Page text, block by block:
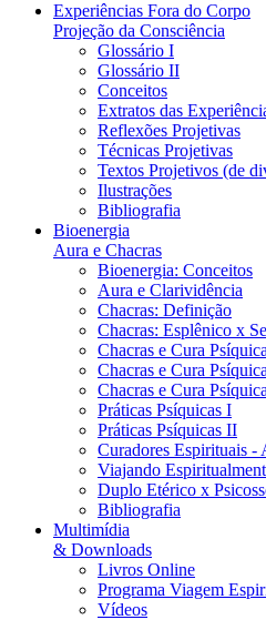
Experiências Fora do Corpo
Projeção da Consciência
Glossário I
Glossário II
Conceitos
Extratos das
Reflexões Projetivas
Técnicas Projetivas
Textos Projetivos (de
Ilustrações
Bibliografia
Bioenergia
Aura e Chacras
Bioenergia: Conceitos
Aura e Clarividência
Chacras: Definição
Chacras: Esplênico x
Chacras e Cura
Chacras e Cura
Chacras e Cura
Práticas Psíquicas I
Práticas Psíquicas II
Curadores Espirituais -
Viajando
Duplo Etérico x
Bibliografia
Multimídia
& Downloads
Livros Online
Programa Viagem
Vídeos